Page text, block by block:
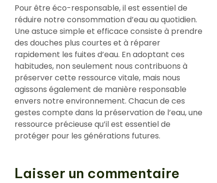
Pour être éco-responsable, il est essentiel de
réduire notre consommation d’eau au quotidien.
Une astuce simple et efficace consiste à prendre
des douches plus courtes et à réparer
rapidement les fuites d’eau. En adoptant ces
habitudes, non seulement nous contribuons à
préserver cette ressource vitale, mais nous
agissons également de manière responsable
envers notre environnement. Chacun de ces
gestes compte dans la préservation de l’eau, une
ressource précieuse qu’il est essentiel de
protéger pour les générations futures.
Laisser un commentaire